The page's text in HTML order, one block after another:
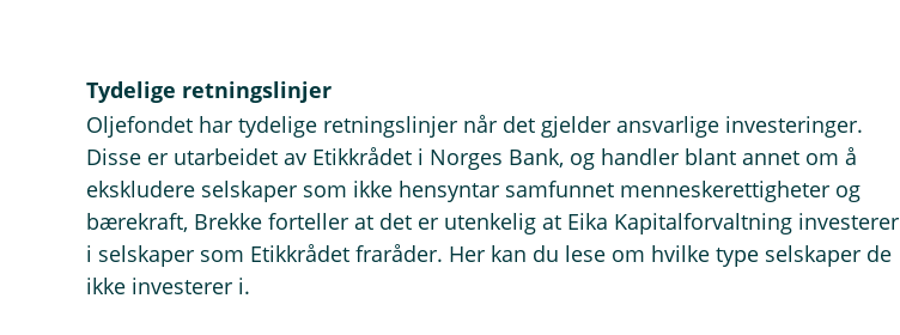
Tydelige retningslinjer
Oljefondet har tydelige retningslinjer når det gjelder ansvarlige investeringer.
Disse er utarbeidet av Etikkrådet i Norges Bank, og handler blant annet om å
ekskludere selskaper som ikke hensyntar samfunnet menneskerettigheter og
bærekraft, Brekke forteller at det er utenkelig at Eika Kapitalforvaltning investerer
i selskaper som Etikkrådet fraråder. Her kan du lese om hvilke type selskaper de
ikke investerer i.